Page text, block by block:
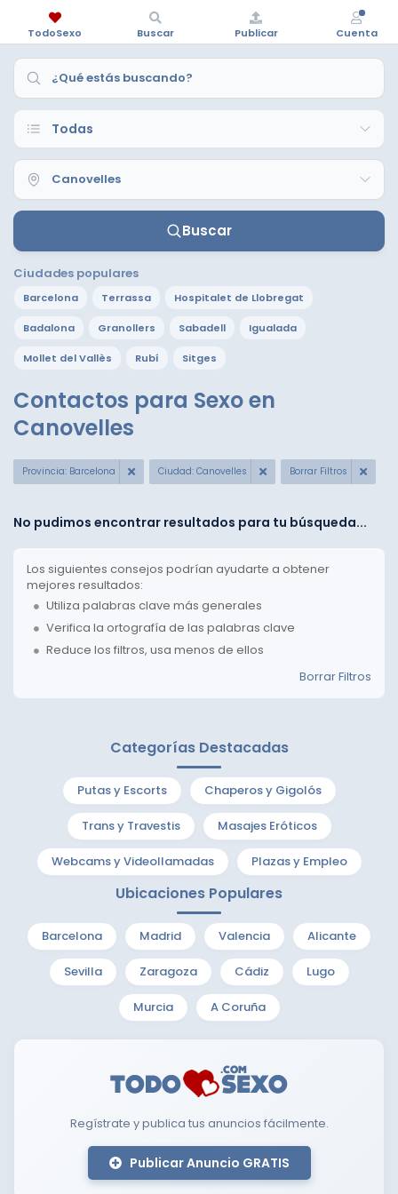
Buscar
Ciudades populares
Barcelona Terrassa Hospitalet de Llobregat
Badalona Granollers Sabadell Igualada
Mollet del Vallès Rubí Sitges
Contactos para Sexo en
Canovelles
Provincia: Barcelona Ciudad: Canovelles Borrar Filtros
No pudimos encontrar resultados para tu búsqueda...
Los siguientes consejos podrían ayudarte a obtener
mejores resultados:
Utiliza palabras clave más generales
Verifica la ortografía de las palabras clave
Reduce los filtros, usa menos de ellos
Borrar Filtros
Categorías Destacadas
Putas y Escorts Chaperos y Gigolós
Trans y Travestis Masajes Eróticos
Webcams y Videollamadas Plazas y Empleo
Ubicaciones Populares
Barcelona Madrid Valencia Alicante
Sevilla Zaragoza Cádiz Lugo
Murcia A Coruña
Regístrate y publica tus anuncios fácilmente.
Publicar Anuncio GRATIS
TodoSexo Buscar Publicar Cuenta